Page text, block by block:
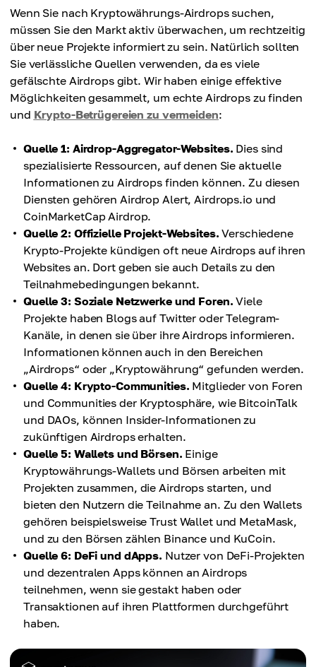
Wenn Sie nach Kryptowährungs-Airdrops suchen,
müssen Sie den Markt aktiv überwachen, um rechtzeitig
über neue Projekte informiert zu sein. Natürlich sollten
Sie verlässliche Quellen verwenden, da es viele
gefälschte Airdrops gibt. Wir haben einige effektive
Möglichkeiten gesammelt, um echte Airdrops zu finden
und Krypto-Betrügereien zu vermeiden:
Quelle 1: Airdrop-Aggregator-Websites. Dies sind
spezialisierte Ressourcen, auf denen Sie aktuelle
Informationen zu Airdrops finden können. Zu diesen
Diensten gehören Airdrop Alert, Airdrops.io und
CoinMarketCap Airdrop.
Quelle 2: Offizielle Projekt-Websites. Verschiedene
Krypto-Projekte kündigen oft neue Airdrops auf ihren
Websites an. Dort geben sie auch Details zu den
Teilnahmebedingungen bekannt.
Quelle 3: Soziale Netzwerke und Foren. Viele
Projekte haben Blogs auf Twitter oder Telegram-
Kanäle, in denen sie über ihre Airdrops informieren.
Informationen können auch in den Bereichen
„Airdrops“ oder „Kryptowährung“ gefunden werden.
Quelle 4: Krypto-Communities. Mitglieder von Foren
und Communities der Kryptosphäre, wie BitcoinTalk
und DAOs, können Insider-Informationen zu
zukünftigen Airdrops erhalten.
Quelle 5: Wallets und Börsen. Einige
Kryptowährungs-Wallets und Börsen arbeiten mit
Projekten zusammen, die Airdrops starten, und
bieten den Nutzern die Teilnahme an. Zu den Wallets
gehören beispielsweise Trust Wallet und MetaMask,
und zu den Börsen zählen Binance und KuCoin.
Quelle 6: DeFi und dApps. Nutzer von DeFi-Projekten
und dezentralen Apps können an Airdrops
teilnehmen, wenn sie gestakt haben oder
Transaktionen auf ihren Plattformen durchgeführt
haben.